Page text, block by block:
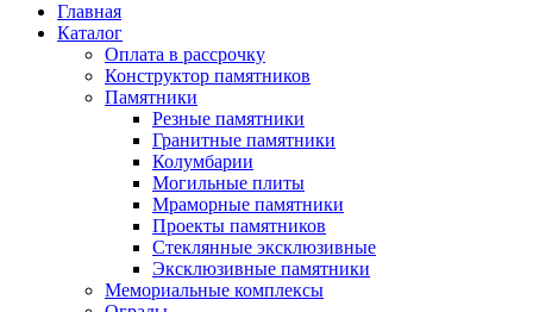
Главная
Каталог
Оплата в рассрочку
Конструктор памятников
Памятники
Резные памятники
Гранитные памятники
Колумбарии
Могильные плиты
Мраморные памятники
Проекты памятников
Стеклянные эксклюзивные
Эксклюзивные памятники
Мемориальные комплексы